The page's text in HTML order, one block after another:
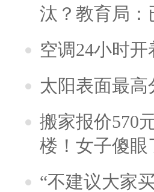
汰？教育局
空调24小时
太阳表面最
搬家报价570
楼！女子傻
“不建议大家